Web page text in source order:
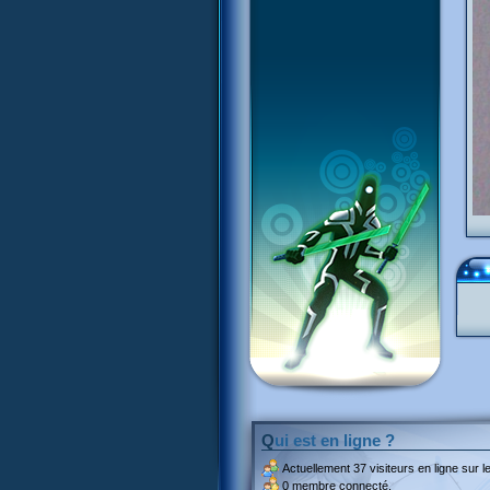
Qui est en ligne ?
Actuellement 37 visiteurs en ligne sur
0 membre connecté.